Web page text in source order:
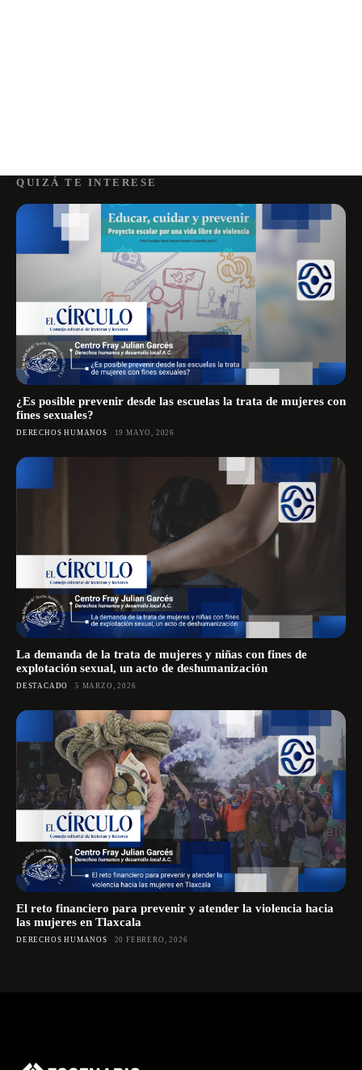
QUIZÁ TE INTERESE
¿Es posible prevenir desde las escuelas la trata de mujeres con
fines sexuales?
DERECHOS HUMANOS 19 MAYO, 2026
La demanda de la trata de mujeres y niñas con fines de
explotación sexual, un acto de deshumanización
DESTACADO 5 MARZO, 2026
El reto financiero para prevenir y atender la violencia hacia
las mujeres en Tlaxcala
DERECHOS HUMANOS 20 FEBRERO, 2026